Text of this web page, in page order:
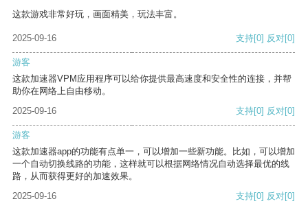
这款游戏非常好玩，画面精美，玩法丰富。
2025-09-16 支持[0] 反对[0]
游客
这款加速器VPM应用程序可以给你提供最高速度和安全性的连接，并帮
助你在网络上自由移动。
2025-09-16
支持[0] 反对[0]
游客
这款加速器app的功能有点单一，可以增加一些新功能。比如，可以增加
一个自动切换线路的功能，这样就可以根据网络情况自动选择最优的线
路，从而获得更好的加速效果。
2025-09-16
支持[0] 反对[0]